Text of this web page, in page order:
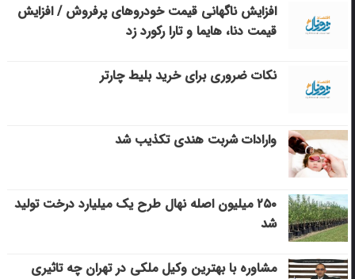
افزایش ناگهانی قیمت خودروهای پرفروش / افزایش
قیمت دنا، هایما و تارا رکورد زد
نکات ضروری برای خرید بلیط چارتر
وارادات شربت هندی تکذیب شد
۲۵۰ میلیون اصله نهال طرح یک میلیارد درخت تولید
شد
مشاوره با بهترین وکیل ملکی در تهران چه تاثیری